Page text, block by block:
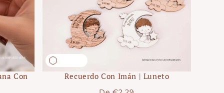
Con
Recuerdo Con Imán | Luneto